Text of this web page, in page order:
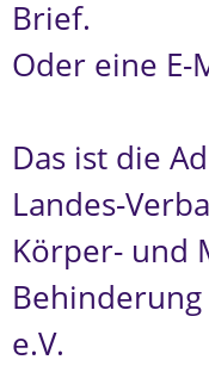
Brief.
Oder eine E-
Das ist die
Landes-
Körper- und
e.V.